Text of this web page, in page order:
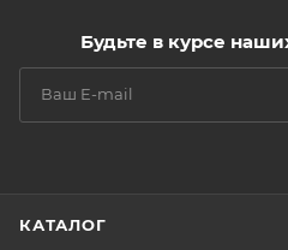
улучшают тонус и внешний
Кофеин улучшает
Будьте в курсе
КАТАЛОГ